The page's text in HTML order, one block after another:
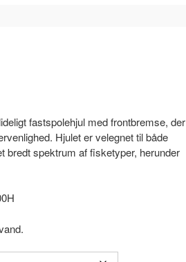
fastspolehjul med frontbremse, der
Hjulet er velegnet til både
spektrum af fisketyper, herunder